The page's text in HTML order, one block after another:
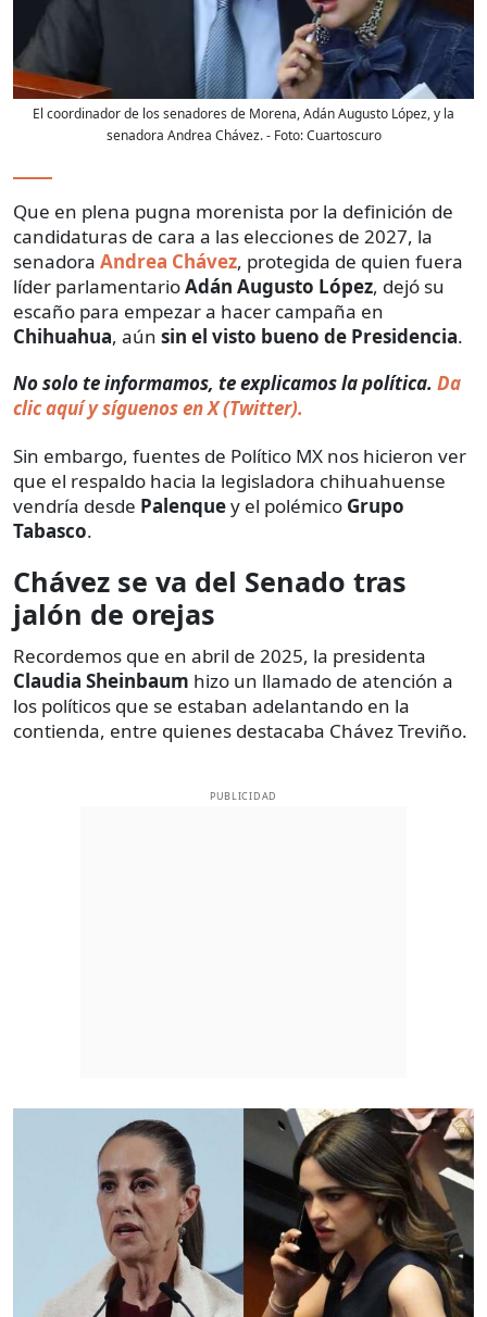
El coordinador de los senadores de Morena, Adán Augusto López, y la
senadora Andrea Chávez.- Foto:Cuartoscuro
Que en plena pugna morenista por la definición de
candidaturas de cara a las elecciones de 2027, la
senadora Andrea Chávez, protegida de quien fuera
líder parlamentarioAdán Augusto López, dejó su
escaño para empezar a hacer campaña en
Chihuahua, aún sin el visto bueno de Presidencia.
No solo te informamos, te explicamos la política. Da
clic aquí y síguenos en X (Twitter).
Sin embargo, fuentes de Político MX nos hicieron ver
que el respaldo hacia la legisladora chihuahuense
vendría desde Palenquey el polémico Grupo
Tabasco.
Chávez se va del Senado tras
jalón de orejas
Recordemos que en abril de 2025, la presidenta
Claudia Sheinbaum hizo un llamado de atención a
los políticos que se estaban adelantando en la
contienda, entre quienes destacaba Chávez Treviño.
PUBLICIDAD